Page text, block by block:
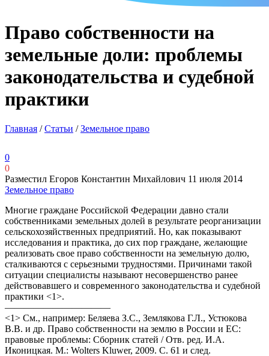
Право собственности на
земельные доли: проблемы
законодательства и судебной
практики
Главная /Статьи /Земельное право
0
0
Разместил Егоров Константин Михайлович 11 июля 2014
Земельное право
Многие граждане Российской Федерации давно стали
собственниками земельных долей в результате реорганизации
сельскохозяйственных предприятий. Но, как показывают
исследования и практика, до сих пор граждане, желающие
реализовать свое право собственности на земельную долю,
сталкиваются с серьезными трудностями. Причинами такой
ситуации специалисты называют несовершенство ранее
действовавшего и современного законодательства и судебной
практики <1>.
———————————
<1> См., например: Беляева З.С., Землякова Г.Л., Устюкова
В.В. и др. Право собственности на землю в России и ЕС:
правовые проблемы: Сборник статей / Отв. ред. И.А.
Иконицкая. М.: Wolters Kluwer, 2009. С. 61 и след.